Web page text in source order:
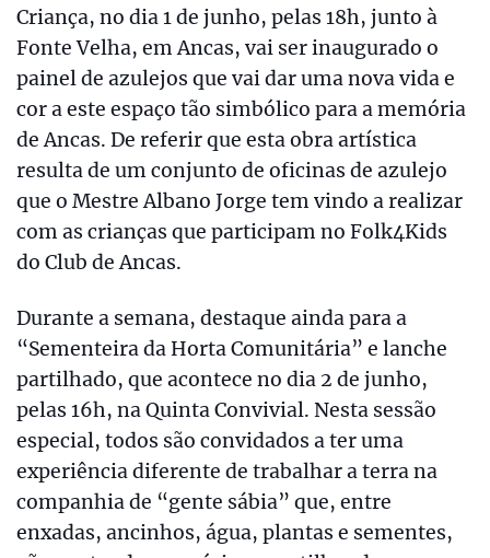
Criança, no dia 1 de junho, pelas 18h, junto à
Fonte Velha, em Ancas, vai ser inaugurado o
painel de azulejos que vai dar uma nova vida e
cor a este espaço tão simbólico para a memória
de Ancas. De referir que esta obra artística
resulta de um conjunto de oficinas de azulejo
que o Mestre Albano Jorge tem vindo a realizar
com as crianças que participam no Folk4Kids
do Club de Ancas.
Durante a semana, destaque ainda para a
“Sementeira da Horta Comunitária” e lanche
partilhado, que acontece no dia 2 de junho,
pelas 16h, na Quinta Convivial. Nesta sessão
especial, todos são convidados a ter uma
experiência diferente de trabalhar a terra na
companhia de “gente sábia” que, entre
enxadas, ancinhos, água, plantas e sementes,